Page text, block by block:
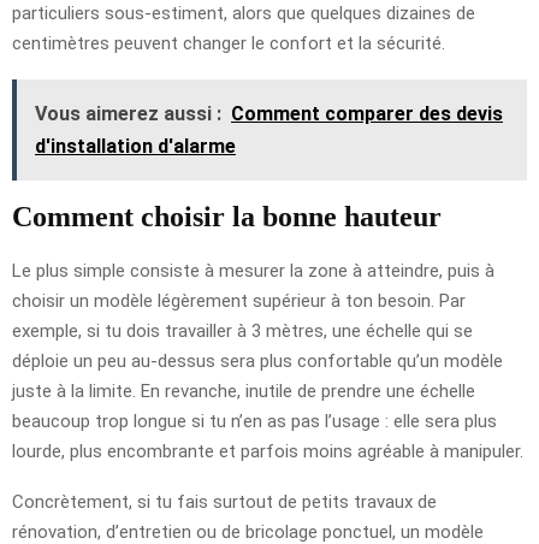
particuliers sous-estiment, alors que quelques dizaines de
centimètres peuvent changer le confort et la sécurité.
Vous aimerez aussi : Comment comparer des devis
d'installation d'alarme
Comment choisir la bonne hauteur
Le plus simple consiste à mesurer la zone à atteindre, puis à
choisir un modèle légèrement supérieur à ton besoin. Par
exemple, si tu dois travailler à 3 mètres, une échelle qui se
déploie un peu au-dessus sera plus confortable qu’un modèle
juste à la limite. En revanche, inutile de prendre une échelle
beaucoup trop longue si tu n’en as pas l’usage : elle sera plus
lourde, plus encombrante et parfois moins agréable à manipuler.
Concrètement, si tu fais surtout de petits travaux de
rénovation, d’entretien ou de bricolage ponctuel, un modèle